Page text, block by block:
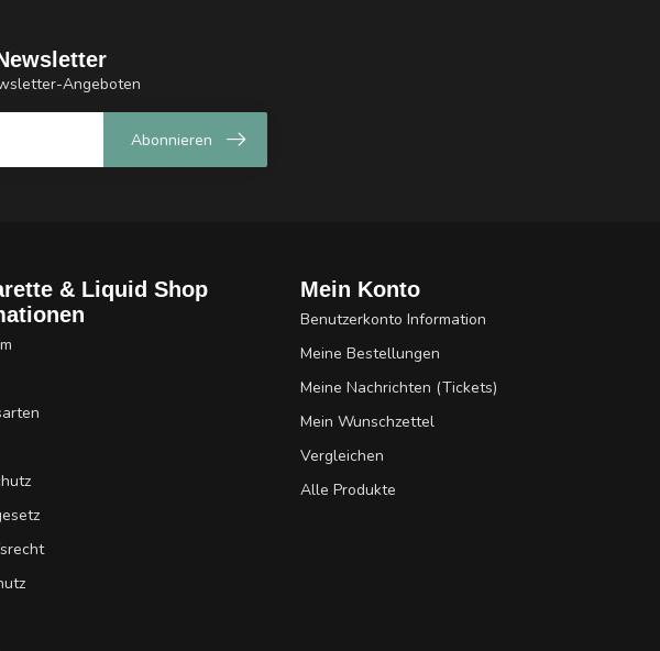
Angeboten
Abonnieren
& Liquid Shop
Mein Konto
Benutzerkonto Information
Meine Bestellungen
Meine Nachrichten (Tickets)
Mein Wunschzettel
Vergleichen
Alle Produkte